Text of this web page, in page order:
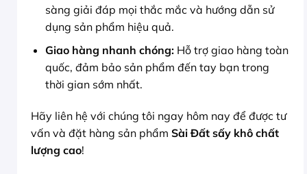
sàng giải đáp mọi thắc mắc và hướng dẫn sử
dụng sản phẩm hiệu quả.
Giao hàng nhanh chóng:Hỗ trợ giao hàng toàn
quốc, đảm bảo sản phẩm đến tay bạn trong
thời gian sớm nhất.
Hãy liên hệ với chúng tôi ngay hôm nay để được tư
vấn và đặt hàng sản phẩm Sài Đất sấy khô chất
lượng cao!